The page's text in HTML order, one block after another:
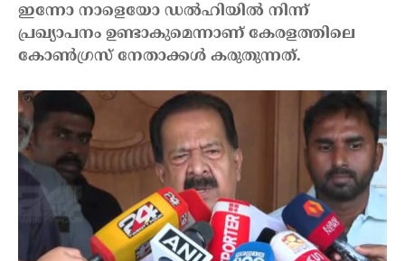
ഇന്നോ നാളെയോ ഡൽഹിയിൽ നിന്ന്
പ്രഖ്യാപനം ഉണ്ടാകുമെന്നാണ് കേരളത്തിലെ
കോൺഗ്രസ് നേതാക്കൾ കരുതുന്നത്.